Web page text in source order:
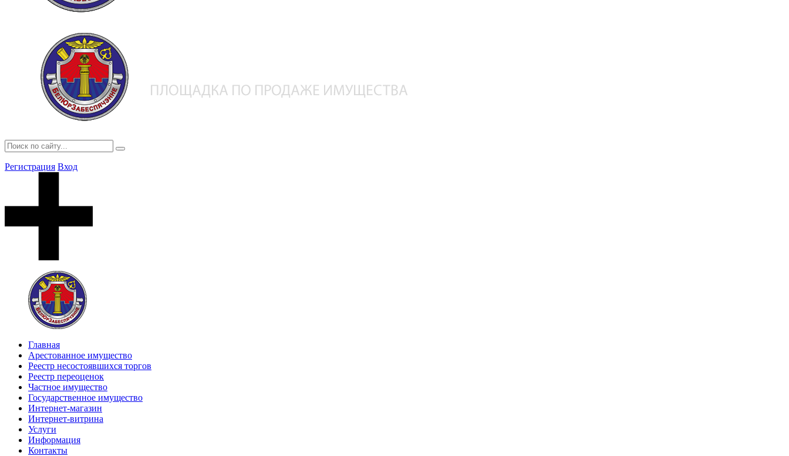
Регистрация Вход
Главная
Арестованное имущество
Реестр несостоявшихся торгов
Реестр переоценок
Частное имущество
Государственное имущество
Интернет-магазин
Интернет-витрина
Услуги
Информация
Контакты